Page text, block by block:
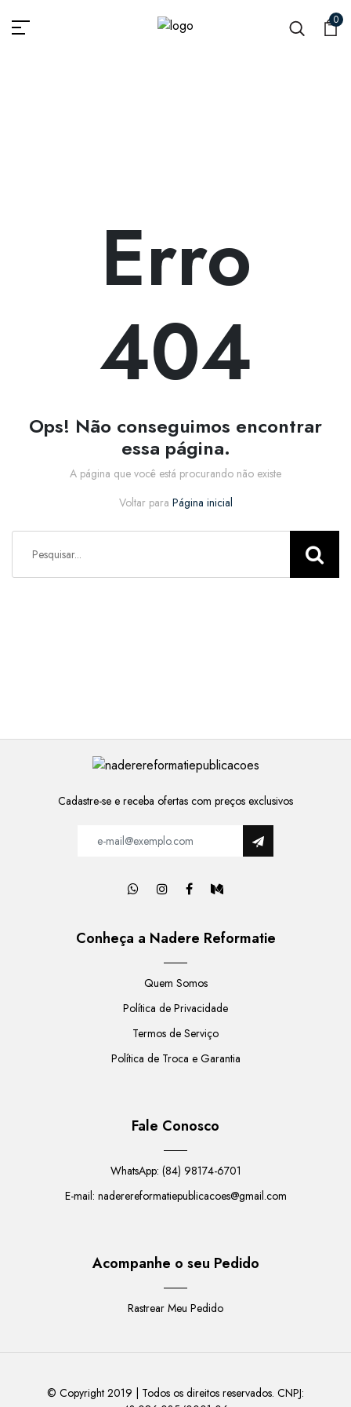
0
Erro
404
Ops! Não conseguimos encontrar
essa página.
A página que você está procurando não existe
Voltar para Página inicial
Cadastre-se e receba ofertas com preços exclusivos
Conheça a Nadere Reformatie
Quem Somos
Política de Privacidade
Termos de Serviço
Política de Troca e Garantia
Fale Conosco
WhatsApp: (84) 98174-6701
E-mail: naderereformatiepublicacoes@gmail.com
Acompanhe o seu Pedido
Rastrear Meu Pedido
© Copyright 2019 | Todos os direitos reservados. CNPJ: